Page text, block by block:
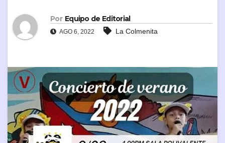
Por Equipo de Editorial
AGO 6, 2022 La Colmenita